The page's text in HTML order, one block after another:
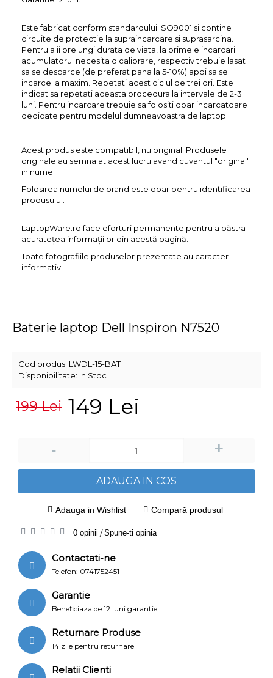
Este fabricat conform standardului ISO9001 si contine
circuite de protectie la supraincarcare si suprasarcina.
Pentru a ii prelungi durata de viata, la primele incarcari
acumulatorul necesita o calibrare, respectiv trebuie lasat
sa se descarce (de preferat pana la 5-10%) apoi sa se
incarce la maxim. Repetati acest ciclul de trei ori. Este
indicat sa repetati aceasta procedura la intervale de 2-3
luni. Pentru incarcare trebuie sa folositi doar incarcatoare
dedicate pentru modelul dumneavoastra de laptop.
Acest produs este compatibil, nu original. Produsele
originale au semnalat acest lucru avand cuvantul "original"
in nume.
Folosirea numelui de brand este doar pentru identificarea
produsului.
LaptopWare.ro face eforturi permanente pentru a păstra
acurateţea informaţiilor din acestă pagină.
Toate fotografiile produselor prezentate au caracter
informativ.
Baterie laptop Dell Inspiron N7520
Cod produs: LWDL-15-BAT
Disponibilitate: In Stoc
199 Lei 149 Lei
- +
ADAUGA IN COS
Adauga in Wishlist Compară produsul
0 opinii /Spune-ti opinia
Contactati-ne
Telefon: 0741752451
Garantie
Beneficiaza de 12 luni garantie
Returnare Produse
14 zile pentru returnare
Relatii Clienti